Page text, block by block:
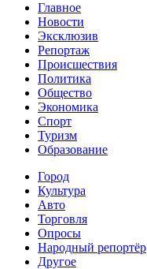
Главное
Новости
Эксклюзив
Репортаж
Происшествия
Политика
Общество
Экономика
Спорт
Туризм
Образование
Город
Культура
Авто
Торговля
Опросы
Народный репортёр
Другое